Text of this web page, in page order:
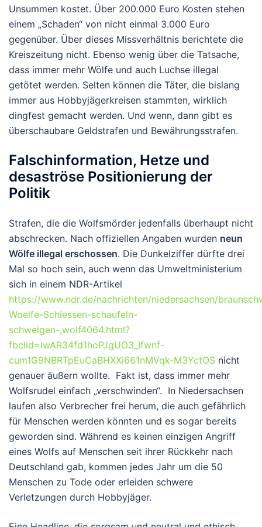
Unsummen kostet. Über 200.000 Euro Kosten stehen
einem „Schaden“ von nicht einmal 3.000 Euro
gegenüber. Über dieses Missverhältnis berichtete die
Kreiszeitung nicht. Ebenso wenig über die Tatsache,
dass immer mehr Wölfe und auch Luchse illegal
getötet werden. Selten können die Täter, die bislang
immer aus Hobbyjägerkreisen stammten, wirklich
dingfest gemacht werden. Und wenn, dann gibt es
überschaubare Geldstrafen und Bewährungsstrafen.
Falschinformation, Hetze und
desaströse Positionierung der
Politik
Strafen, die die Wolfsmörder jedenfalls überhaupt nicht
abschrecken. Nach offiziellen Angaben wurden neun
Wölfe illegal erschossen. Die Dunkelziffer dürfte drei
Mal so hoch sein, auch wenn das Umweltministerium
sich in einem NDR-Artikel
https://www.ndr.de/nachrichten/niedersachsen/
Woelfe-Schiessen-schaufeln-
schweigen-,wolf4064.html?
fbclid=IwAR34fd1hoPJgUO3_Ifwnf-
cum1G9NBRTpEuCaBHXXi661nMVqk-M3YctOS nicht
genauer äußern wollte. Fakt ist, dass immer mehr
Wolfsrudel einfach „verschwinden“. In Niedersachsen
laufen also Verbrecher frei herum, die auch gefährlich
für Menschen werden könnten und es sogar bereits
geworden sind. Während es keinen einzigen Angriff
eines Wolfs auf Menschen seit ihrer Rückkehr nach
Deutschland gab, kommen jedes Jahr um die 50
Menschen zu Tode oder erleiden schwere
Verletzungen durch Hobbyjäger.